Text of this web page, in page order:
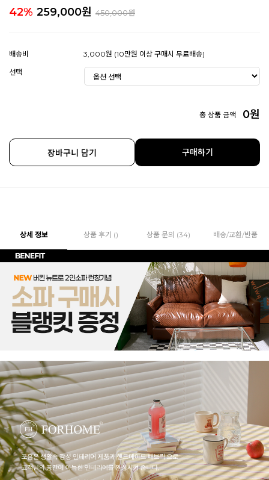
42% 259,000원 450,000원
배송비
3,000원 (10만원 이상 구매시 무료배송)
선택
총 상품 금액 0원
장바구니 담기 구매하기
상세 정보 상품 후기 () 상품 문의 (34) 배송/교환/반품